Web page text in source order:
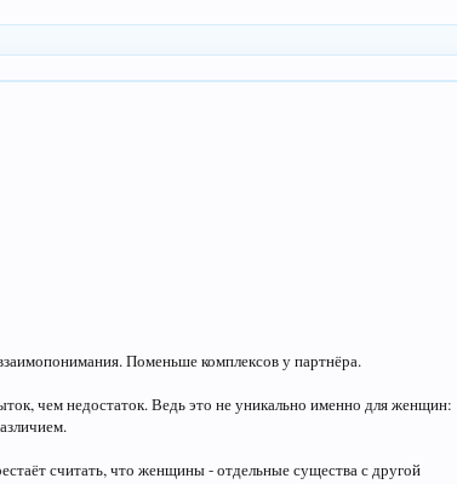
Поменьше комплексов у партнёра.
чем недостаток. Ведь это не уникально именно для женщин:
считать, что женщины - отдельные существа с другой